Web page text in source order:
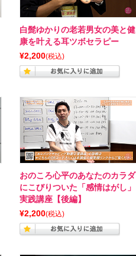
白髭ゆかりの老若男女の美と健
康を叶える耳ツボセラピー
¥2,200(税込)
おのころ心平のあなたのカラダ
にこびりついた「感情はがし」
実践講座【後編】
¥2,200(税込)